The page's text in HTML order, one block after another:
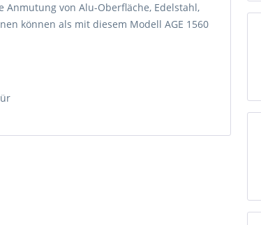
von Alu-Oberfläche, Edelstahl,
können als mit diesem Modell AGE 1560